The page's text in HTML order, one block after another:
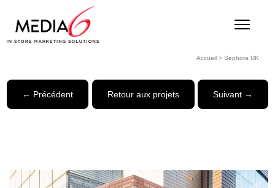
Accueil> Sephora UK
← Précédent Retour aux projets Suivant →